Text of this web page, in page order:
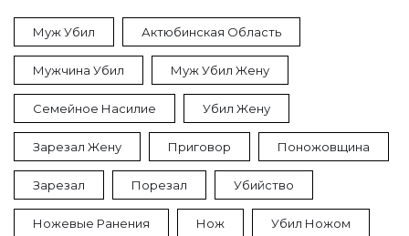
Муж Убил Актюбинская Область
Мужчина Убил Муж Убил Жену
Семейное Насилие Убил Жену
Зарезал Жену Приговор Поножовщина
Зарезал Порезал Убийство
Ножевые Ранения Нож Убил Ножом